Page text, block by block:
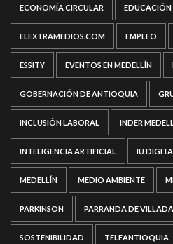
ECONOMÍA CIRCULAR EDUCACIÓN
ELEXTRAMEDIOS.COM EMPLEO
ESSITY EVENTOS EN MEDELLÍN
GOBERNACIÓN DE ANTIOQUIA
INCLUSIÓN LABORAL INDER
INTELIGENCIA ARTIFICIAL IU
MEDELLÍN MEDIO AMBIENTE
PARKINSON PARRANDA DE VILLADA
SOSTENIBILIDAD TELEANTIOQUIA